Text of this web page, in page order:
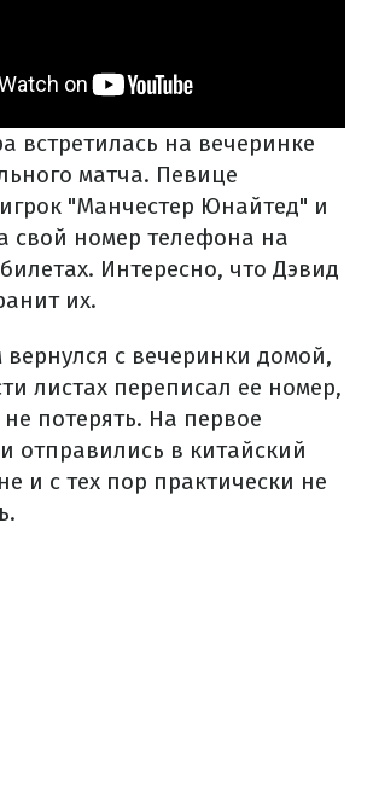
встретилась на вечеринке
матча. Певице
"Манчестер Юнайтед" и
свой номер телефона на
Интересно, что Дэвид
их.
вернулся с вечеринки домой,
листах переписал ее номер,
потерять. На первое
отправились в китайский
и с тех пор практически не